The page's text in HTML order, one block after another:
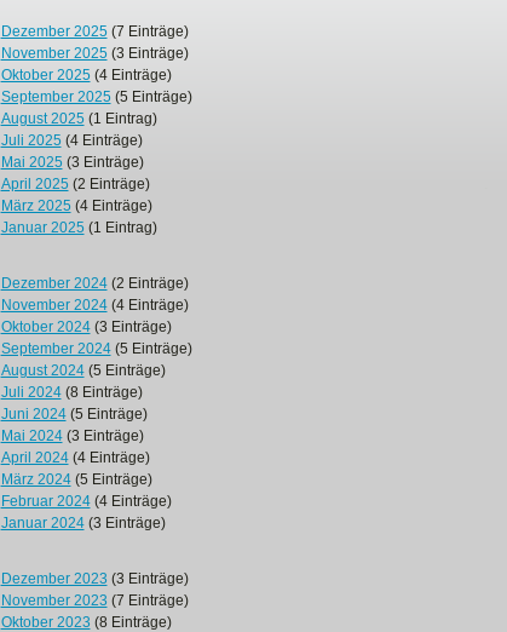
Dezember 2025(7 Einträge)
November 2025(3 Einträge)
Oktober 2025(4 Einträge)
September 2025(5 Einträge)
August 2025(1 Eintrag)
Juli 2025 (4 Einträge)
Mai 2025 (3 Einträge)
April 2025 (2 Einträge)
März 2025 (4 Einträge)
Januar 2025 (1 Eintrag)
Dezember 2024(2 Einträge)
November 2024(4 Einträge)
Oktober 2024(3 Einträge)
September 2024(5 Einträge)
August 2024(5 Einträge)
Juli 2024(8 Einträge)
Juni 2024(5 Einträge)
Mai 2024(3 Einträge)
April 2024(4 Einträge)
März 2024(5 Einträge)
Februar 2024(4 Einträge)
Januar 2024(3 Einträge)
Dezember 2023 (3 Einträge)
November 2023 (7 Einträge)
Oktober 2023 (8 Einträge)